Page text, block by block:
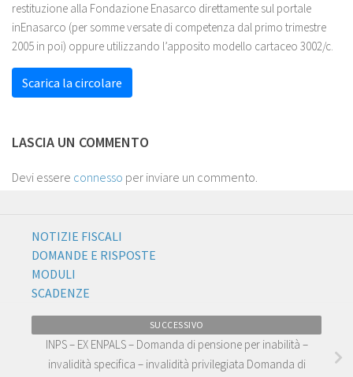
restituzione alla Fondazione Enasarco direttamente sul portale
inEnasarco (per somme versate di competenza dal primo trimestre
2005 in poi) oppure utilizzando l’apposito modello cartaceo 3002/c.
Scarica la circolare
LASCIA UN COMMENTO
Devi essere connesso per inviare un commento.
NOTIZIE FISCALI
DOMANDE E RISPOSTE
MODULI
SCADENZE
SUCCESSIVO
INPS – EX ENPALS – Domanda di pensione per inabilità –
invalidità specifica – invalidità privilegiata Domanda di